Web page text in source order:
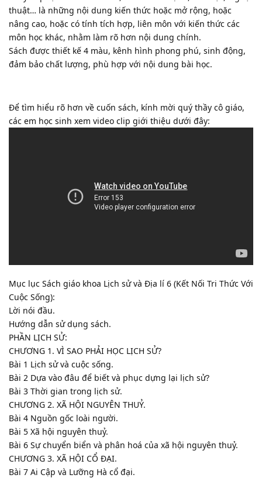
thuật… là những nội dung kiến thức hoặc mở rộng, hoặc
nâng cao, hoặc có tính tích hợp, liên môn với kiến thức các
môn học khác, nhằm làm rõ hơn nội dung chính.
Sách được thiết kế 4 màu, kênh hình phong phú, sinh động,
đảm bảo chất lượng, phù hợp với nội dung bài học.
Để tìm hiểu rõ hơn về cuốn sách, kính mời quý thầy cô giáo,
các em học sinh xem video clip giới thiệu dưới đây:
Mục lục Sách giáo khoa Lịch sử và Địa lí 6 (Kết Nối Tri Thức Với
Cuộc Sống):
Lời nói đầu.
Hướng dẫn sử dụng sách.
PHẦN LỊCH SỬ:
CHƯƠNG 1. VÌ SAO PHẢI HỌC LỊCH SỬ?
Bài 1 Lịch sử và cuộc sống.
Bài 2 Dựa vào đâu để biết và phục dựng lại lịch sử?
Bài 3 Thời gian trong lịch sử.
CHƯƠNG 2. XÃ HỘI NGUYÊN THUỶ.
Bài 4 Nguồn gốc loài người.
Bài 5 Xã hội nguyên thuỷ.
Bài 6 Sự chuyển biển và phân hoá của xã hội nguyên thuỷ.
CHƯƠNG 3. XÃ HỘI CỔ ĐẠI.
Bài 7 Ai Cập và Lưỡng Hà cổ đại.